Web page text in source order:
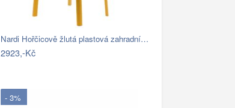
Nardi Hořčicově žlutá plastová zahradní…
2923,-Kč
- 3%